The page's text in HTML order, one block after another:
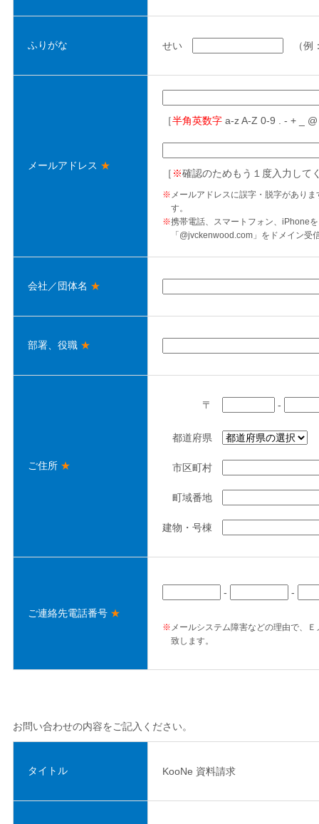
ふりがな せい （
メールアドレス ★
［半角英数字 a-z A-Z 0-9 . - + _
［ ※確認のためもう１度入力して
※ メールアドレスに誤字・脱字があり
す。
※携帯電話、スマートフォン、iPhone
「@jvckenwood.com」をドメイン受
会社／団体名 ★
部署、役職 ★
ご住所 ★
〒 -
都道府県
市区町村
町域番地
建物・号棟
ご連絡先電話番号 ★
- -
※ メールシステム障害などの理由で、
致します。
お問い合わせの内容をご記入ください。
タイトル KooNe 資料請求